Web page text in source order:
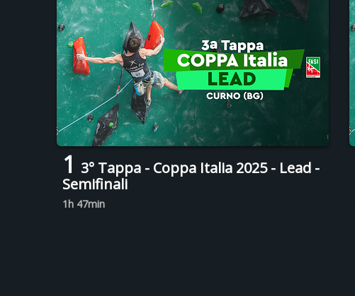
1 3° Tappa - Coppa Italia 2025 - Lead -
Semifinali
1h 47min